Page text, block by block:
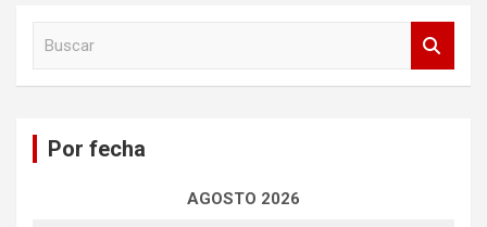
Por fecha
AGOSTO 2026